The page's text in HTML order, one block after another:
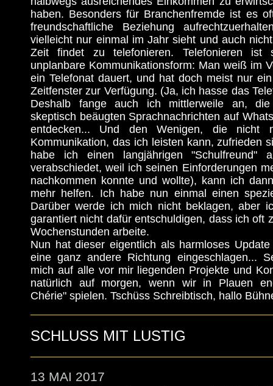
haben. Besonders für Branchenfremde ist es
freundschaftliche Beziehung
vielleicht nur einmal im Jahr sieht und auch
Zeit findet zu telefonieren. Telefonieren ist
unplanbare Kommunikationsform: Man weiß im
ein Telefonat dauert, und hat doch meist nur
Zeitfenster zur Verfügung. (Ja, ich hasse das
Deshalb fange auch ich mittlerweile an,
skeptisch beäugten Sprachnachrichten auf
entdecken... Und den Wenigen, die nicht
Kommunikation, das ich leisten kann, zufrieden
habe ich einen langjährigen "Schulfreund"
verabschiedet, weil ich seinen Einforderungen
nachkommen konnte und wollte), kann ich
mehr helfen. Ich habe nun einmal einen
Darüber werde ich mich nicht beklagen, aber
garantiert nicht dafür entschuldigen, dass ich oft
Wochenstunden arbeite.
Nun hat dieser eigentlich als harmloses
eine ganz andere Richtung eingeschlagen...
mich auf alle vor mir liegenden Projekte und
natürlich auf morgen, wenn wir in Plauen
Chérie" spielen. Tschüss Schreibtisch, hallo
SCHLUSS MIT LUSTIG
13 MAI 2017